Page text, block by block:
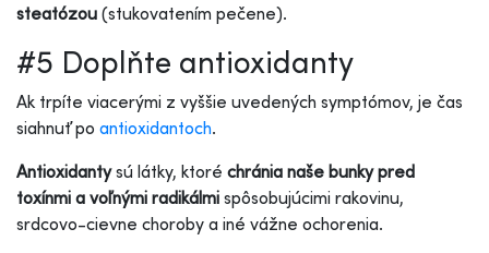
steatózou (stukovatením pečene).
#5 Doplňte antioxidanty
Ak trpíte viacerými z vyššie uvedených symptómov, je čas
siahnuť po antioxidantoch.
Antioxidantysú látky, ktoré chránia naše bunky pred
toxínmi a voľnými radikálmi spôsobujúcimi rakovinu,
srdcovo-cievne choroby a iné vážne ochorenia.